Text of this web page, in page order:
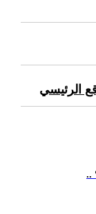
الرئيسي